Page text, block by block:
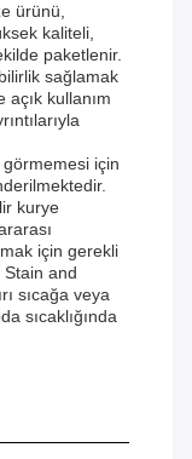
ürünü,
kaliteli,
paketlenir.
sağlamak
kullanım
görmemesi için
kurye
için gerekli
Stain and
sıcağa veya
sıcaklığında